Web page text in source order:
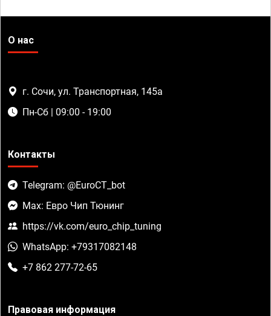
О нас
г. Сочи, ул. Транспортная, 145а
Пн-Сб | 09:00 - 19:00
Контакты
Telegram: @EuroCT_bot
Max: Евро Чип Тюнинг
https://vk.com/euro_chip_tuning
WhatsApp: +79317082148
+7 862 277-72-65
Правовая информация